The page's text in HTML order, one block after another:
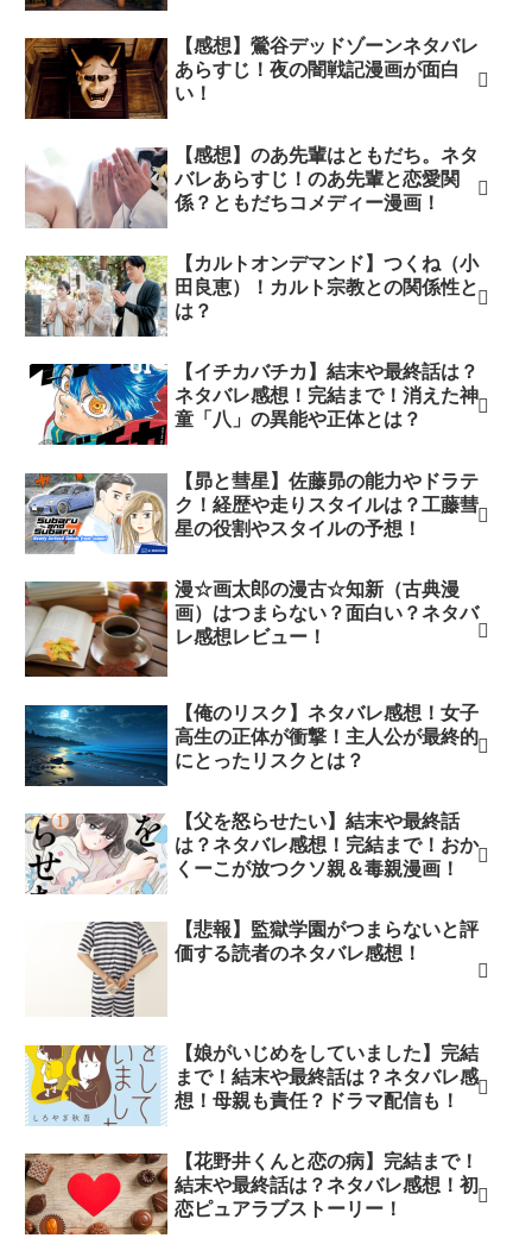
【感想】鶯谷デッドゾーンネタバレ
あらすじ！夜の闇戦記漫画が面白
い！
【感想】のあ先輩はともだち。ネタ
バレあらすじ！のあ先輩と恋愛関
係？ともだちコメディー漫画！
【カルトオンデマンド】つくね（小
田良恵）！カルト宗教との関係性と
は？
【イチカバチカ】結末や最終話は？
ネタバレ感想！完結まで！消えた神
童「八」の異能や正体とは？
【昴と彗星】佐藤昴の能力やドラテ
ク！経歴や走りスタイルは？工藤彗
星の役割やスタイルの予想！
漫☆画太郎の漫古☆知新（古典漫
画）はつまらない？面白い？ネタバ
レ感想レビュー！
【俺のリスク】ネタバレ感想！女子
高生の正体が衝撃！主人公が最終的
にとったリスクとは？
【父を怒らせたい】結末や最終話
は？ネタバレ感想！完結まで！おか
くーこが放つクソ親＆毒親漫画！
【悲報】監獄学園がつまらないと評
価する読者のネタバレ感想！
【娘がいじめをしていました】完結
まで！結末や最終話は？ネタバレ感
想！母親も責任？ドラマ配信も！
【花野井くんと恋の病】完結まで！
結末や最終話は？ネタバレ感想！初
恋ピュアラブストーリー！